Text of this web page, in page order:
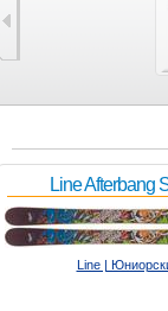
Line Afterbang
Line |